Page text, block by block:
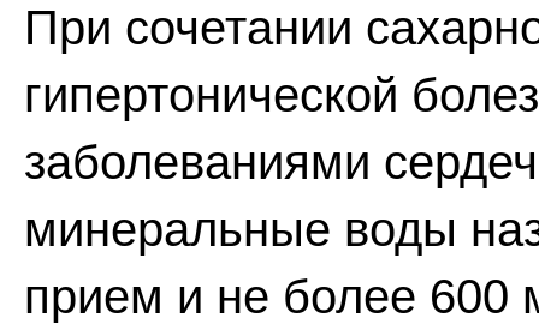
При сочетании
гипертонической
заболеваниями
минеральные воды
прием и не более 600